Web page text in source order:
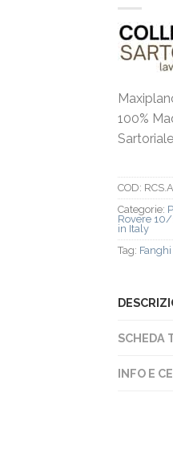
100%
COD:
Categorie:
Rovere
in Italy
Tag:
SCHEDA
INFO E